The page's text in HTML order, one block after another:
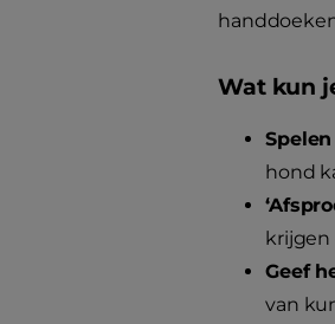
Wat kun
hond
krijgen
Geef
van